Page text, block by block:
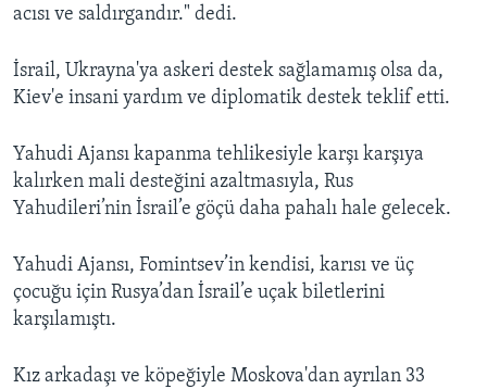
acısı ve saldırgandır." dedi.
İsrail, Ukrayna'ya askeri destek sağlamamış olsa da,
Kiev'e insani yardım ve diplomatik destek teklif etti.
Yahudi Ajansı kapanma tehlikesiyle karşı karşıya
kalırken mali desteğini azaltmasıyla, Rus
Yahudileri’nin İsrail’e göçü daha pahalı hale gelecek.
Yahudi Ajansı, Fomintsev’in kendisi, karısı ve üç
çocuğu için Rusya’dan İsrail’e uçak biletlerini
karşılamıştı.
Kız arkadaşı ve köpeğiyle Moskova'dan ayrılan 33